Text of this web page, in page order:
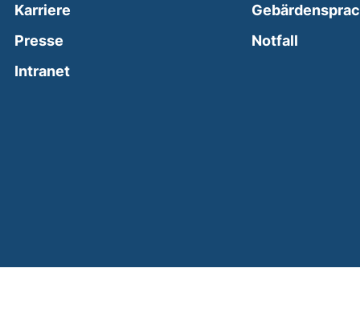
Karriere
Presse
Intranet(external link, opens in a new window)
Notfall